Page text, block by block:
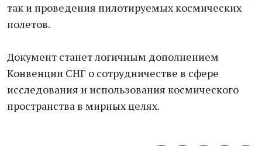
так и проведения пилотируемых космических
полетов.
Документ станет логичным дополнением
Конвенции СНГ о сотрудничестве в сфере
исследования и использования космического
пространства в мирных целях.